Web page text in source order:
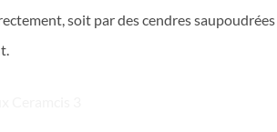
soit par des cendres saupoudrées